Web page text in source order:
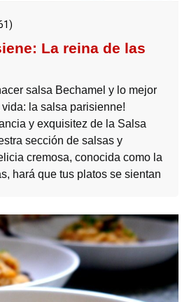
)
La reina de las
salsa Bechamel y lo mejor
la salsa parisienne!
y exquisitez de la Salsa
sección de salsas y
cremosa, conocida como la
hará que tus platos se sientan